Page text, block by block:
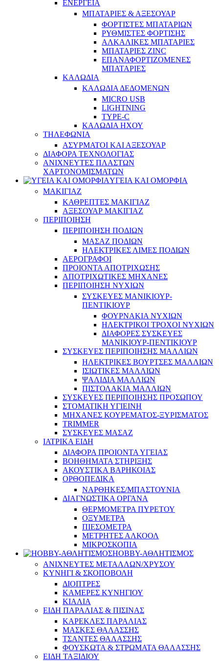
ΕΝΕΡΓΕΙΑ
ΜΠΑΤΑΡΙΕΣ & ΑΞΕΣΟΥΑΡ
ΦΟΡΤΙΣΤΕΣ ΜΠΑΤΑΡΙΩΝ
ΡΥΘΜΙΣΤΕΣ ΦΟΡΤΙΣΗΣ
ΑΛΚΑΛΙΚΕΣ ΜΠΑΤΑΡΙΕΣ
ΜΠΑΤΑΡΙΕΣ ZINC
ΕΠΑΝΑΦΟΡΤΙΖΟΜΕΝΕΣ
ΜΠΑΤΑΡΙΕΣ
ΚΑΛΩΔΙΑ
ΚΑΛΩΔΙΑ ΔΕΔΟΜΕΝΩΝ
MICRO USB
LIGHTNING
TYPE-C
ΚΑΛΩΔΙΑ ΗΧΟΥ
ΤΗΛΕΦΩΝΙΑ
ΑΣΥΡΜΑΤΟΙ ΚΑΙ ΑΞΕΣΟΥΑΡ
ΔΙΑΦΟΡΑ ΤΕΧΝΟΛΟΓΙΑΣ
ΑΝΙΧΝΕΥΤΕΣ ΠΛΑΣΤΩΝ
ΧΑΡΤΟΝΟΜΙΣΜΑΤΩΝ
ΥΓΕΙΑ ΚΑΙ ΟΜΟΡΦΙΑ
ΜΑΚΙΓΙΑΖ
ΚΑΘΡΕΠΤΕΣ ΜΑΚΙΓΙΑΖ
ΑΞΕΣΟΥΑΡ ΜΑΚΙΓΙΑΖ
ΠΕΡΙΠΟΙΗΣΗ
ΠΕΡΙΠΟΙΗΣΗ ΠΟΔΙΩΝ
ΜΑΣΑΖ ΠΟΔΙΩΝ
ΗΛΕΚΤΡΙΚΕΣ ΛΙΜΕΣ ΠΟΔΙΩΝ
ΑΕΡΟΓΡΑΦΟΙ
ΠΡΟΙΟΝΤΑ ΑΠΟΤΡΙΧΩΣΗΣ
ΑΠΟΤΡΙΧΩΤΙΚΕΣ ΜΗΧΑΝΕΣ
ΠΕΡΙΠΟΙΗΣΗ ΝΥΧΙΩΝ
ΣΥΣΚΕΥΕΣ ΜΑΝΙΚΙΟΥΡ-
ΠΕΝΤΙΚΙΟΥΡ
ΦΟΥΡΝΑΚΙΑ ΝΥΧΙΩΝ
ΗΛΕΚΤΡΙΚΟΙ ΤΡΟΧΟΙ ΝΥΧΙΩΝ
ΔΙΑΦΟΡΕΣ ΣΥΣΚΕΥΕΣ
ΜΑΝΙΚΙΟΥΡ-ΠΕΝΤΙΚΙΟΥΡ
ΣΥΣΚΕΥΕΣ ΠΕΡΙΠΟΙΗΣΗΣ ΜΑΛΛΙΩΝ
ΗΛΕΚΤΡΙΚΕΣ ΒΟΥΡΤΣΕΣ ΜΑΛΛΙΩΝ
ΙΣΙΩΤΙΚΕΣ ΜΑΛΛΙΩΝ
ΨΑΛΙΔΙΑ ΜΑΛΛΙΩΝ
ΠΙΣΤΟΛΑΚΙΑ ΜΑΛΛΙΩΝ
ΣΥΣΚΕΥΕΣ ΠΕΡΙΠΟΙΗΣΗΣ ΠΡΟΣΩΠΟΥ
ΣΤΟΜΑΤΙΚΗ ΥΓΙΕΙΝΗ
ΜΗΧΑΝΕΣ ΚΟΥΡΕΜΑΤΟΣ-ΞΥΡΙΣΜΑΤΟΣ
TRIMMER
ΣΥΣΚΕΥΕΣ ΜΑΣΑΖ
ΙΑΤΡΙΚΑ ΕΙΔΗ
ΔΙΑΦΟΡΑ ΠΡΟΙΟΝΤΑ ΥΓΕΙΑΣ
ΒΟΗΘΗΜΑΤΑ ΣΤΗΡΙΞΗΣ
ΑΚΟΥΣΤΙΚΑ ΒΑΡΗΚΟΙΑΣ
ΟΡΘΟΠΕΔΙΚΑ
ΝΑΡΘΗΚΕΣ/ΜΠΑΣΤΟΥΝΙΑ
ΔΙΑΓΝΩΣΤΙΚΑ ΟΡΓΑΝΑ
ΘΕΡΜΟΜΕΤΡΑ ΠΥΡΕΤΟΥ
ΟΞΥΜΕΤΡΑ
ΠΙΕΣΟΜΕΤΡΑ
ΜΕΤΡΗΤΕΣ ΑΛΚΟΟΛ
ΜΙΚΡΟΣΚΟΠΙΑ
HOBBY-ΑΘΛΗΤΙΣΜΟΣ
ΑΝΙΧΝΕΥΤΕΣ ΜΕΤΑΛΛΩΝ/ΧΡΥΣΟΥ
ΚΥΝΗΓΙ & ΣΚΟΠΟΒΟΛΗ
ΔΙΟΠΤΡΕΣ
ΚΑΜΕΡΕΣ ΚΥΝΗΓΙΟΥ
ΚΙΑΛΙΑ
ΕΙΔΗ ΠΑΡΑΛΙΑΣ & ΠΙΣΙΝΑΣ
ΚΑΡΕΚΛΕΣ ΠΑΡΑΛΙΑΣ
ΜΑΣΚΕΣ ΘΑΛΑΣΣΗΣ
ΤΣΑΝΤΕΣ ΘΑΛΑΣΣΗΣ
ΦΟΥΣΚΩΤΑ & ΣΤΡΩΜΑΤΑ ΘΑΛΑΣΣΗΣ
ΕΙΔΗ ΤΑΞΙΔΙΟΥ